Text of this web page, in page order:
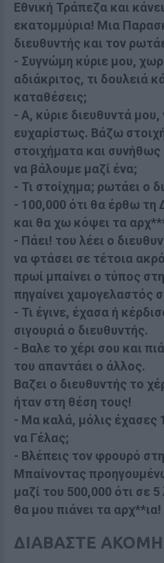
Εθνική Τράπεζα και
εκατομμύρια! Μια
διευθυντής και τον
- Συγνώμη κύριε μου,
αδιάκριτος, τι δουλειά
καταθέσεις;
- A, κύριε διευθυντά
ευχαρίστως. Βάζω
στοιχήματα και
να βάλουμε μαζί ένα;
- Τι στοίχημα; ρωτάει ο
- 100,000 ότι θα έρθω
και θα χω κόψει τα
- Πάει! του λέει ο
να φτάσει σε τέτοια
πρωί μπαίνει ο τύπος
πηγαίνει χαμογελαστός
- Τι έγινε, έχασα ή
σιγουριά ο διευθυντής.
- Bαλε το χέρι σου και
του απαντάει ο άλλος.
Bαζει ο διευθυντής το
ήταν στη θέση τους!
- Mα καλά, μόλις έχασες
να Γέλας;
- Βλέπεις τον φρουρό
Μπαίνοντας
μαζί του 500,000 ότι σε
θα μου πιάνει τα αρχ**ια!
ΔΙΑΒΑΣΤΕ ΑΚΟΜΗ